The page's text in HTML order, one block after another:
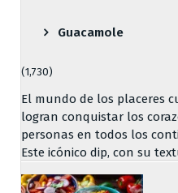
Guacamole
(1,730)
El mundo de los placeres
logran conquistar los
personas en todos los
Este icónico dip, con su